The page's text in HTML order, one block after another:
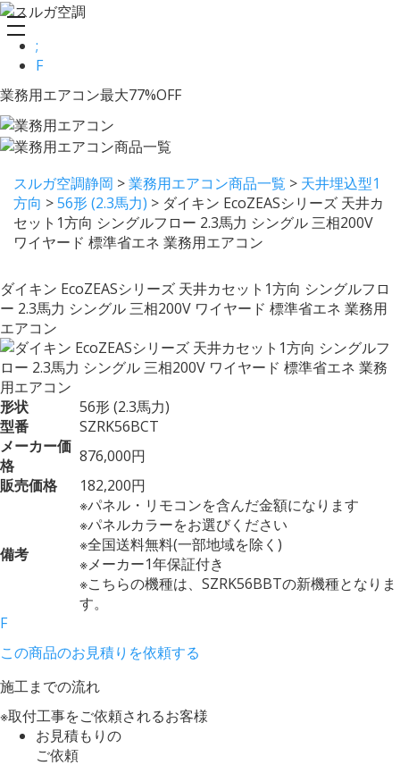
;
F
toggle
navigation
業務用エアコン最大77%OFF
スルガ空調静岡 >業務用エアコン商品一覧 > 天井埋込型1
方向 >56形 (2.3馬力) > ダイキン EcoZEASシリーズ 天井カ
セット1方向 シングルフロー 2.3馬力 シングル 三相200V
ワイヤード 標準省エネ 業務用エアコン
ダイキン EcoZEASシリーズ 天井カセット1方向 シングルフロ
ー 2.3馬力 シングル 三相200V ワイヤード 標準省エネ 業務用
エアコン
形状
56形 (2.3馬力)
型番
SZRK56BCT
メーカー価
格
876,000円
販売価格
182,200円
備考
※パネル・リモコンを含んだ金額になります
※パネルカラーをお選びください
※全国送料無料(一部地域を除く)
※メーカー1年保証付き
※こちらの機種は、SZRK56BBTの新機種となりま
す。
F
この商品のお見積りを依頼する
施工までの流れ
※取付工事をご依頼されるお客様
お見積もりの
ご依頼